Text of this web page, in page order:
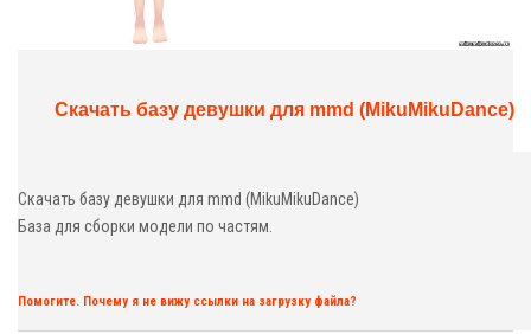
Скачать базу девушки для mmd (MikuMikuDance)
Скачать базу девушки для mmd (MikuMikuDance)
База для сборки модели по частям.
Помогите. Почему я не вижу ссылки на загрузку файла?